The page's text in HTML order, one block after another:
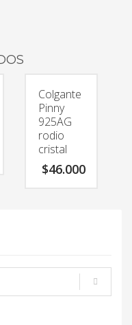
Colgante
Pinny
925AG
rodio
cristal
$46.000